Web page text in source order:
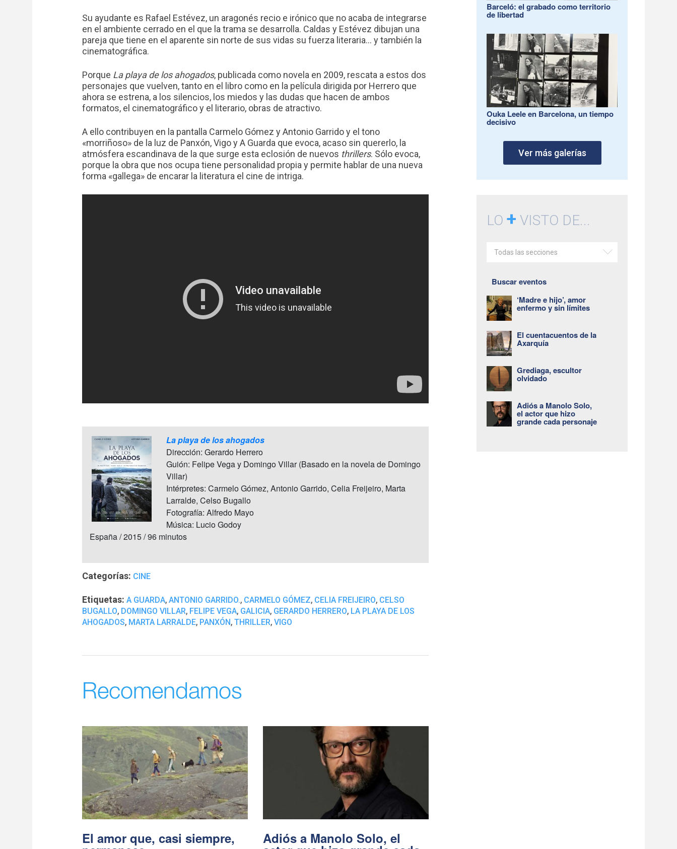
Su ayudante es Rafael Estévez, un aragonés recio e irónico que no acaba de integrarse
en el ambiente cerrado en el que la trama se desarrolla. Caldas y Estévez dibujan una
pareja que tiene en el aparente sin norte de sus vidas su fuerza literaria… y también la
cinematográfica.
Porque La playa de los ahogados, publicada como novela en 2009, rescata a estos dos
personajes que vuelven, tanto en el libro como en la película dirigida por Herrero que
ahora se estrena, a los silencios, los miedos y las dudas que hacen de ambos
formatos, el cinematográfico y el literario, obras de atractivo.
A ello contribuyen en la pantalla Carmelo Gómez y Antonio Garrido y el tono
«morriñoso» de la luz de Panxón, Vigo y A Guarda que evoca, acaso sin quererlo, la
atmósfera escandinava de la que surge esta eclosión de nuevos thrillers. Sólo evoca,
porque la obra que nos ocupa tiene personalidad propia y permite hablar de una nueva
forma «gallega» de encarar la literatura el cine de intriga.
La playa de los ahogados
Dirección: Gerardo Herrero
Guión: Felipe Vega y Domingo Villar (Basado en la novela de Domingo
Villar)
Intérpretes: Carmelo Gómez, Antonio Garrido, Celia Freijeiro, Marta
Larralde, Celso Bugallo
Fotografía: Alfredo Mayo
Música: Lucio Godoy
España / 2015 / 96 minutos
Categorías: CINE
Etiquetas: A GUARDA, ANTONIO GARRIDO., CARMELO GÓMEZ, CELIA FREIJEIRO, CELSO
BUGALLO, DOMINGO VILLAR, FELIPE VEGA, GALICIA, GERARDO HERRERO, LA PLAYA DE LOS
AHOGADOS, MARTA LARRALDE, PANXÓN, THRILLER, VIGO
Recomendamos
El amor que, casi siempre, Adiós a Manolo Solo, el
Barceló: el grabado como territorio
de libertad
Ouka Leele en Barcelona, un tiempo
decisivo
Ver más galerías
LO+ VISTO DE...
Todas las secciones
Buscar eventos
‘Madre e hijo’, amor
enfermo y sin límites
El cuentacuentos de la
Axarquía
Grediaga, escultor
olvidado
Adiós a Manolo Solo,
el actor que hizo
grande cada personaje